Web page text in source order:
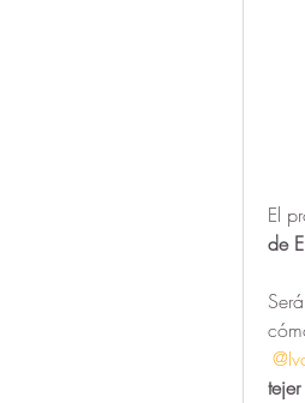
El
de
tejer